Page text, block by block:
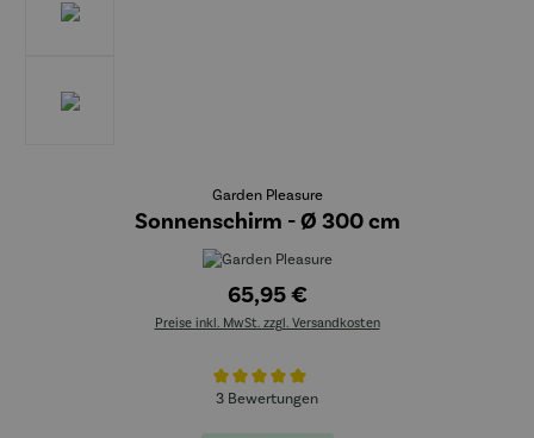
Garden Pleasure
Sonnenschirm - Ø 300 cm
65,95 €
Preise inkl. MwSt. zzgl. Versandkosten
Durchschnittliche Bewertung von 5 von 5 Sternen
3 Bewertungen